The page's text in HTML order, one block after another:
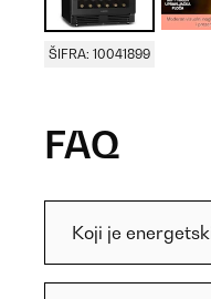
ŠIFRA: 10041899
FAQ
Koji je